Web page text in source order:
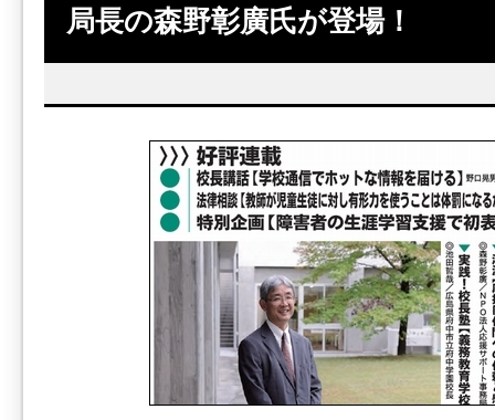
局長の森野彰廣氏が登場！